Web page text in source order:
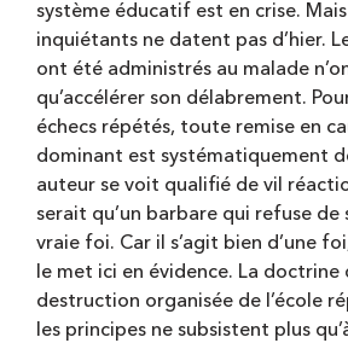
système éducatif est en crise.
inquiétants ne datent pas d’hier.
ont été administrés au malade
qu’accélérer son délabrement.
échecs répétés, toute remise en
dominant est systématiquement
auteur se voit qualifié de vil
serait qu’un barbare qui refuse de
vraie foi. Car il s’agit bien d’une
le met ici en évidence. La doctrine
destruction organisée de l’école
les principes ne subsistent plus